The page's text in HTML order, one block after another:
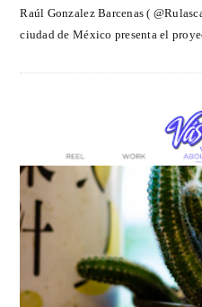
Raúl Gonzalez Barcenas (
ciudad de México presenta el